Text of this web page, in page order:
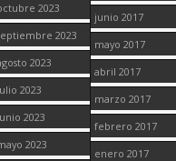
2023
2023
2023
2023
2023
2023
junio 2017
mayo 2017
abril 2017
marzo 2017
febrero 2017
enero 2017